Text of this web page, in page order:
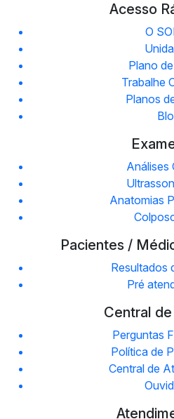
Acesso
O
Plano
Trabalhe
Planos
Análises
Anatomias
Pacientes /
Resultados
Pré
Central de
Perguntas
Política de
Central de